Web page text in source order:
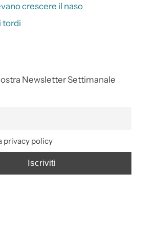
crescere il naso
tordi
Newsletter Settimanale
privacy policy